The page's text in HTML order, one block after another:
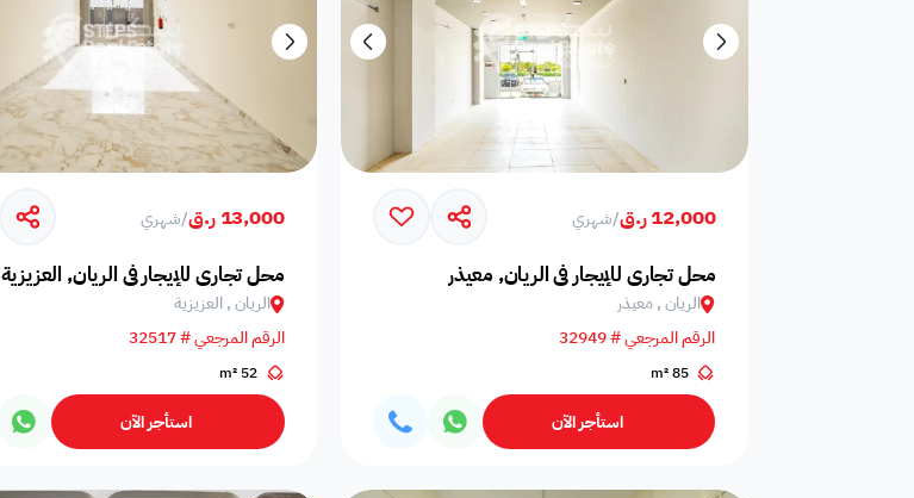
12,000 ر.ق /شهري
محل تجاري للإيجار في الريان, معيذر
الريان , معيذر
الرقم المرجعي # 32949
85 m²
استأجر الآن
13,000 ر.ق /شهري
محل تجاري للإيجار في الريان, العزيزية
الريان , العزيزية
الرقم المرجعي # 32517
52 m²
استأجر الآن